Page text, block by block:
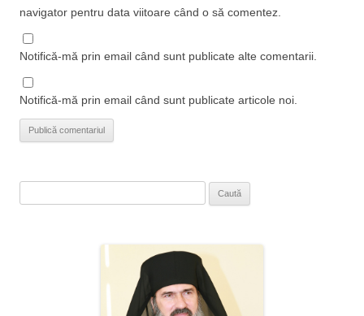
navigator pentru data viitoare când o să comentez.
Notifică-mă prin email când sunt publicate alte comentarii.
Notifică-mă prin email când sunt publicate articole noi.